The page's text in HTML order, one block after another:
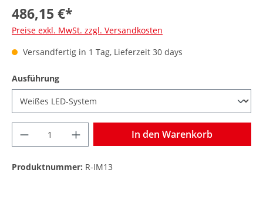
486,15 €*
Preise exkl. MwSt. zzgl. Versandkosten
Versandfertig in 1 Tag, Lieferzeit 30 days
Ausführung
In den Warenkorb
Produktnummer: R-IM13